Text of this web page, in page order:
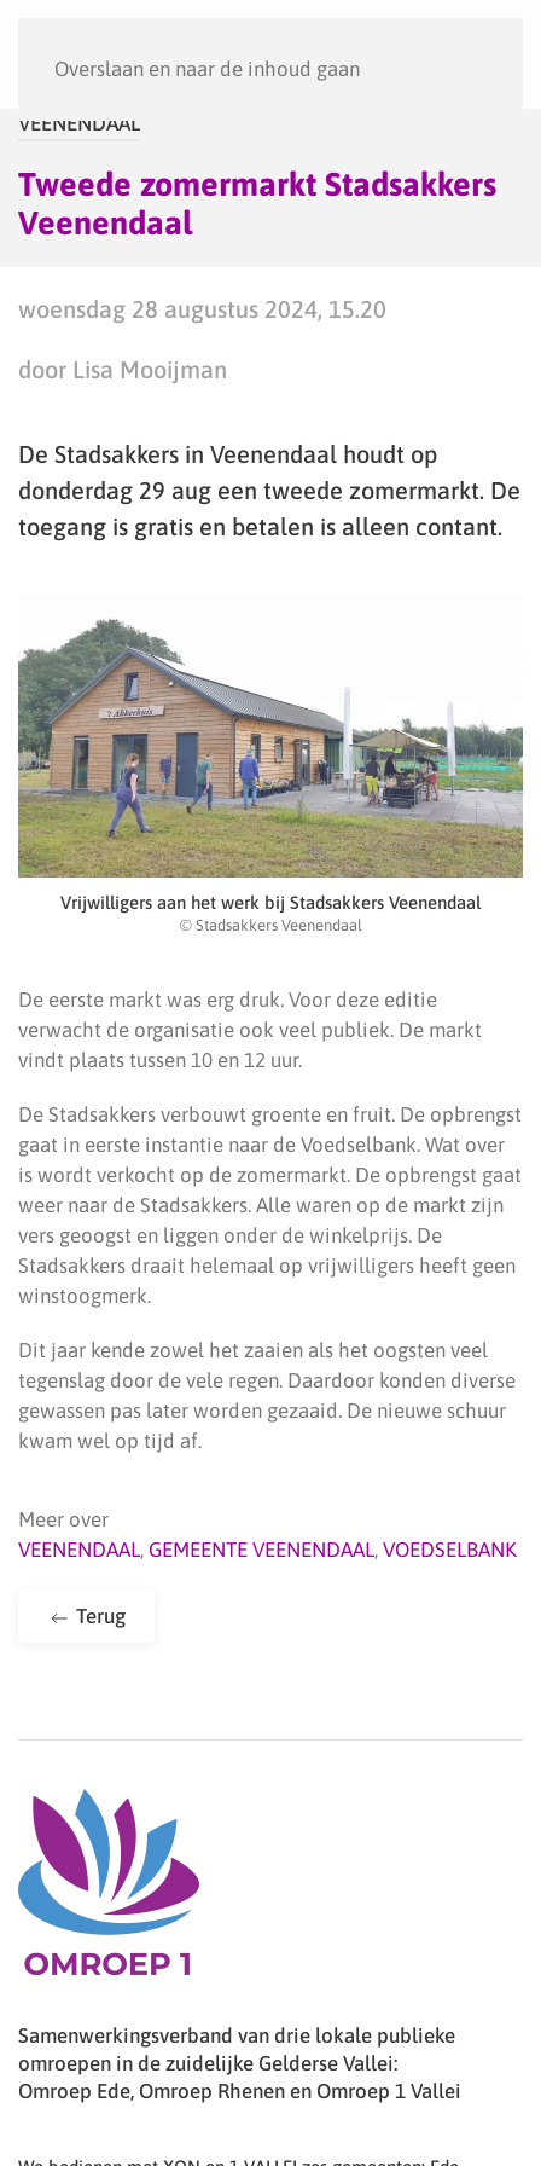
Overslaan en naar de inhoud gaan
VEENENDAAL
Tweede zomermarkt Stadsakkers
Veenendaal
woensdag 28 augustus 2024, 15.20
door Lisa Mooijman
De Stadsakkers in Veenendaal houdt op
donderdag 29 aug een tweede zomermarkt. De
toegang is gratis en betalen is alleen contant.
Vrijwilligers aan het werk bij Stadsakkers Veenendaal
© Stadsakkers Veenendaal
De eerste markt was erg druk. Voor deze editie
verwacht de organisatie ook veel publiek. De markt
vindt plaats tussen 10 en 12 uur.
De Stadsakkers verbouwt groente en fruit. De opbrengst
gaat in eerste instantie naar de Voedselbank. Wat over
is wordt verkocht op de zomermarkt. De opbrengst gaat
weer naar de Stadsakkers. Alle waren op de markt zijn
vers geoogst en liggen onder de winkelprijs. De
Stadsakkers draait helemaal op vrijwilligers heeft geen
winstoogmerk.
Dit jaar kende zowel het zaaien als het oogsten veel
tegenslag door de vele regen. Daardoor konden diverse
gewassen pas later worden gezaaid. De nieuwe schuur
kwam wel op tijd af.
Meer over
VEENENDAAL, GEMEENTE VEENENDAAL, VOEDSELBANK
Terug
Samenwerkingsverband van drie lokale publieke
omroepen in de zuidelijke Gelderse Vallei:
Omroep Ede, Omroep Rhenen en Omroep 1 Vallei